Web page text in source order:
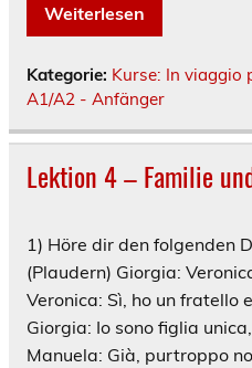
Weiterlesen
Kategorie: Kurse: In viaggio
A1/A2 - Anfänger
Lektion 4 – Familie
1) Höre dir den folgenden
(Plaudern) Giorgia:
Veronica: Sì, ho un fratello
Giorgia: Io sono figlia
Manuela: Già, purtroppo